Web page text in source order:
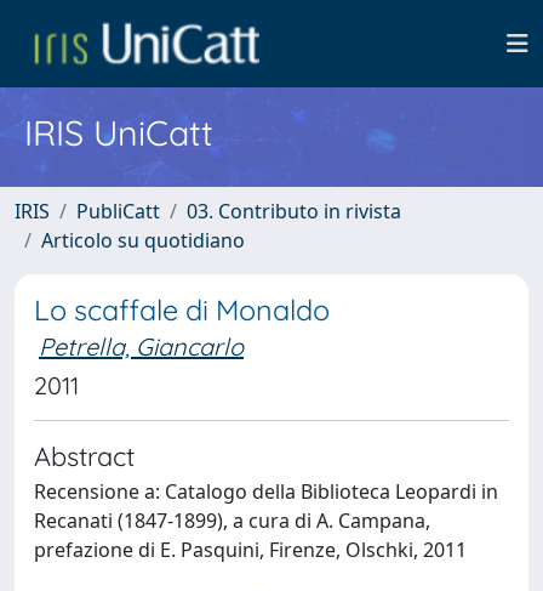
IRIS UniCatt
IRIS PubliCatt
03. Contributo in rivista
Articolo su quotidiano
Lo scaffale di Monaldo
Petrella, Giancarlo
2011
Abstract
Recensione a: Catalogo della Biblioteca Leopardi in
Recanati (1847-1899), a cura di A. Campana,
prefazione di E. Pasquini, Firenze, Olschki, 2011